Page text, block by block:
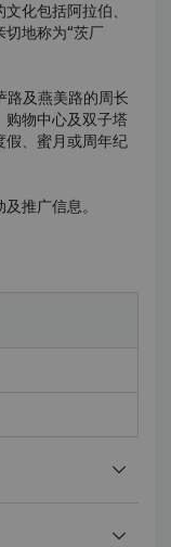
化包括阿拉伯、
地称为“茨厂
路及燕美路的周长
购物中心及双子塔
假、蜜月或周年纪
推广信息。